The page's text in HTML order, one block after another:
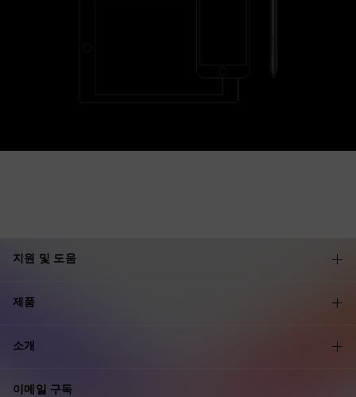
지원 및 도움
제품
소개
이메일 구독